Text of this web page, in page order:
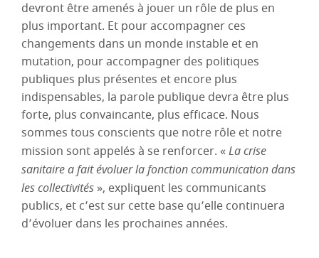
devront être amenés à jouer un rôle de plus en
plus important. Et pour accompagner ces
changements dans un monde instable et en
mutation, pour accompagner des politiques
publiques plus présentes et encore plus
indispensables, la parole publique devra être plus
forte, plus convaincante, plus efficace. Nous
sommes tous conscients que notre rôle et notre
mission sont appelés à se renforcer. «La crise
sanitaire a fait évoluer la fonction communication dans
les collectivités », expliquent les communicants
publics, et c’est sur cette base qu’elle continuera
d’évoluer dans les prochaines années.